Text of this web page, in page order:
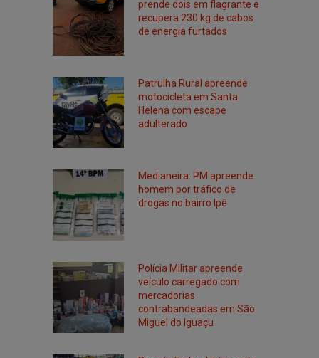
prende dois em flagrante e
recupera 230 kg de cabos
de energia furtados
Patrulha Rural apreende
motocicleta em Santa
Helena com escape
adulterado
Medianeira: PM apreende
homem por tráfico de
drogas no bairro Ipê
Polícia Militar apreende
veículo carregado com
mercadorias
contrabandeadas em São
Miguel do Iguaçu